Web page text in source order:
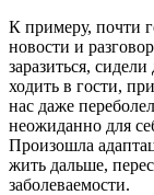
К примеру, почти
новости и
заразиться,
ходить в гости,
нас даже
неожиданно для
Произошла
жить дальше,
заболеваемости.